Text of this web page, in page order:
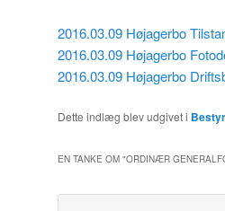
2016.03.09 Højagerbo
2016.03.09 Højagerbo
2016.03.09 Højagerbo
Dette indlæg blev udgivet i
EN TANKE OM "ORDINÆR